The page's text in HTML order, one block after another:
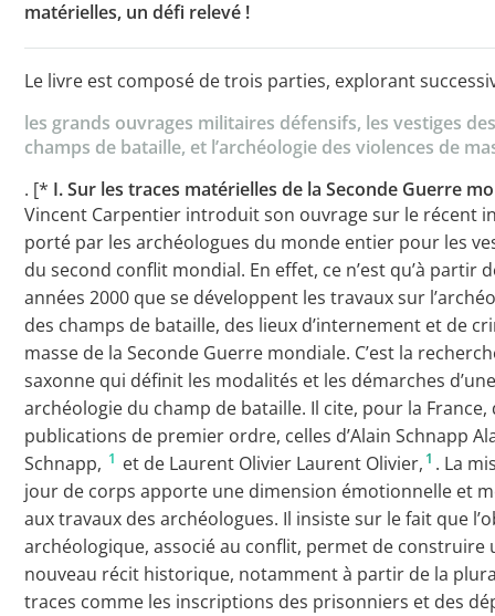
matérielles, un défi relevé !
Le livre est composé de trois parties, explorant
les grands ouvrages militaires défensifs, les vestiges
champs de bataille, et l’archéologie des violences de
. [* I. Sur les traces matérielles de la Seconde Guerre
Vincent Carpentier introduit son ouvrage sur le récent
porté par les archéologues du monde entier pour les
du second conflit mondial. En effet, ce n’est qu’à partir
années 2000 que se développent les travaux sur
des champs de bataille, des lieux d’internement et de
masse de la Seconde Guerre mondiale. C’est la
saxonne qui définit les modalités et les démarches
archéologie du champ de bataille. Il cite, pour la France,
publications de premier ordre, celles d’Alain Schnapp
Schnapp, 1 et de Laurent Olivier Laurent Olivier, 1 . La
jour de corps apporte une dimension émotionnelle et
aux travaux des archéologues. Il insiste sur le fait que
archéologique, associé au conflit, permet de construire
nouveau récit historique, notamment à partir de la
traces comme les inscriptions des prisonniers et des